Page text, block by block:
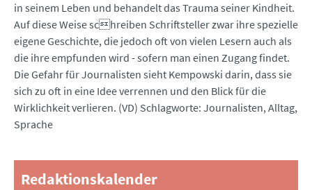
in seinem Leben und behandelt das Trauma seiner Kindheit.
Auf diese Weise schreiben Schriftsteller zwar ihre spezielle
eigene Geschichte, die jedoch oft von vielen Lesern auch als
die ihre empfunden wird - sofern man einen Zugang findet.
Die Gefahr für Journalisten sieht Kempowski darin, dass sie
sich zu oft in eine Idee verrennen und den Blick für die
Wirklichkeit verlieren. (VD) Schlagworte: Journalisten, Alltag,
Sprache
Redaktionskalender